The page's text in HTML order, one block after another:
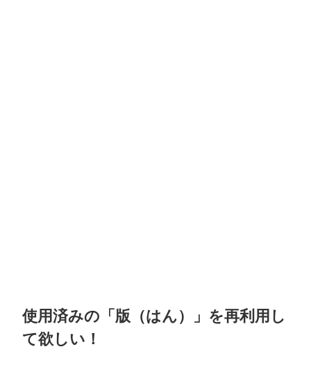
使用済みの「版（はん）」を再利用し
て欲しい！